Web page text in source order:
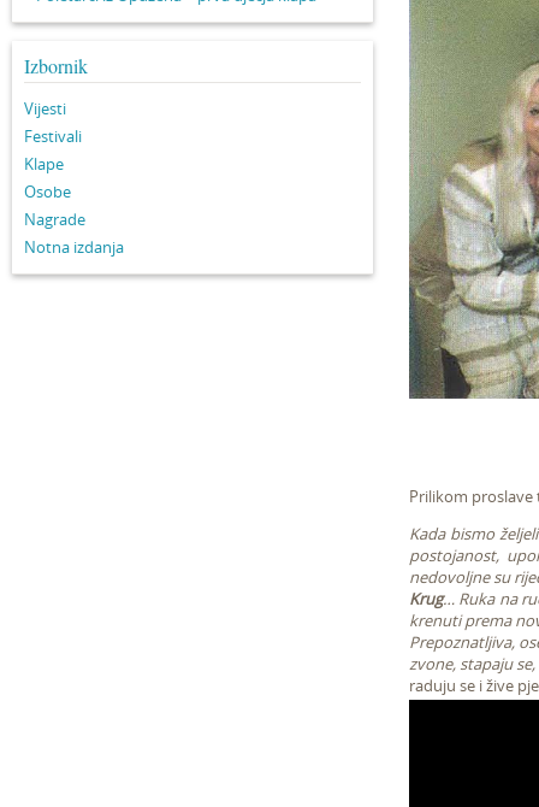
Izbornik
Vijesti
Festivali
Klape
Osobe
Nagrade
Notna izdanja
Prilikom proslave
Kada bismo
postojanost,
nedovoljne su
Krug… Ruka na
krenuti prema
Prepoznatljiva,
zvone, stapaju
raduju se i žive